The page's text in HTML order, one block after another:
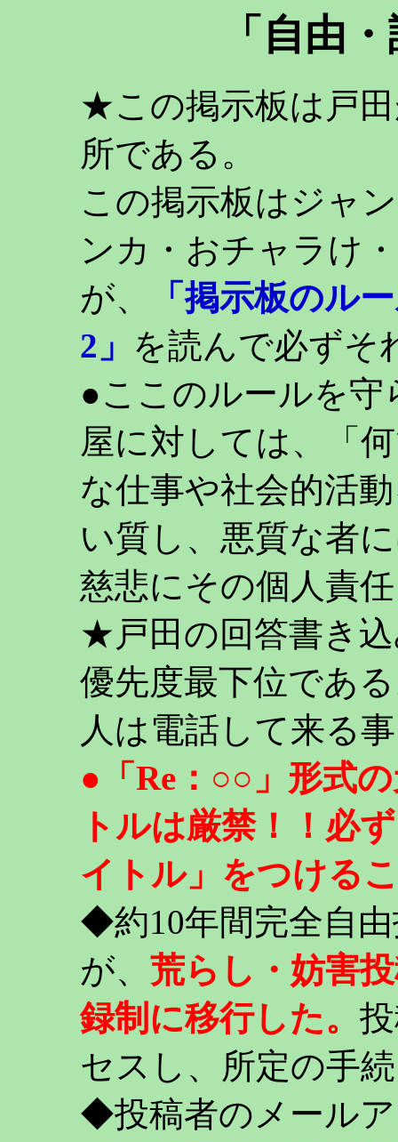
「自由
★この掲示板は戸
所である。
この掲示板はジャ
ンカ・おチャラけ
が、
「掲示板のル
2」 を読んで必ずそ
●ここのルールを守
屋に対しては、「
な仕事や社会的活
い質し、悪質な者
慈悲にその個人責
★戸田の回答書き
優先度最下位であ
人は電話して来る
●「Re：○○」形式
トルは厳禁！！必
イトル」をつける
◆約10年間完全自
が、 荒らし・妨害
録制に移行した。
セスし、所定の手
◆投稿者のメール